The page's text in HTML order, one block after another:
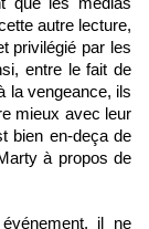
autre lecture,
privilégié par les
entre le fait de
la vengeance, ils
mieux avec leur
bien en-deça de
à propos de
il ne